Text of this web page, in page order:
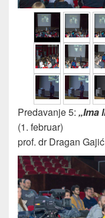
Predavanje 5: „Ima
(1. februar)
prof. dr Dragan Gajić